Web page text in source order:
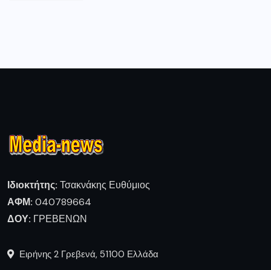
Ιδιοκτήτης: Τσακνάκης Ευθύμιος
ΑΦΜ: 040789664
ΔΟΥ: ΓΡΕΒΕΝΩΝ
Ειρήνης 2 Γρεβενά, 51100 Ελλάδα